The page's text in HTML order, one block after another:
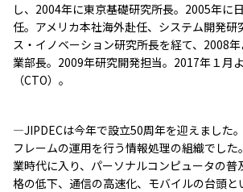
し、2004年に東京基礎研究所長。2005年に
任。アメリカ本社海外赴任、システム開発研
ス・イノベーション研究所長を経て、2008
業部長。2009年研究開発担当。2017年１月
（CTO）。
—JIPDECは今年で設立50周年を迎えました
フレームの運用を行う情報処理の組織でし
業時代に入り、パーソナルコンピュータの普
格の低下、通信の高速化、モバイルの台頭と